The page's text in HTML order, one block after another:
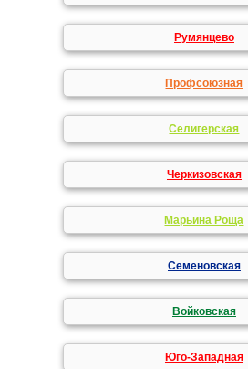
Румянцево
Профсоюзная
Селигерская
Черкизовская
Марьина Роща
Семеновская
Войковская
Юго-Западная